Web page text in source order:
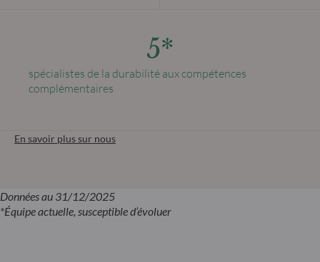
5*
spécialistes de la durabilité aux compétences
complémentaires
En savoir plus sur nous
Données au 31/12/2025
*Équipe actuelle, susceptible d’évoluer